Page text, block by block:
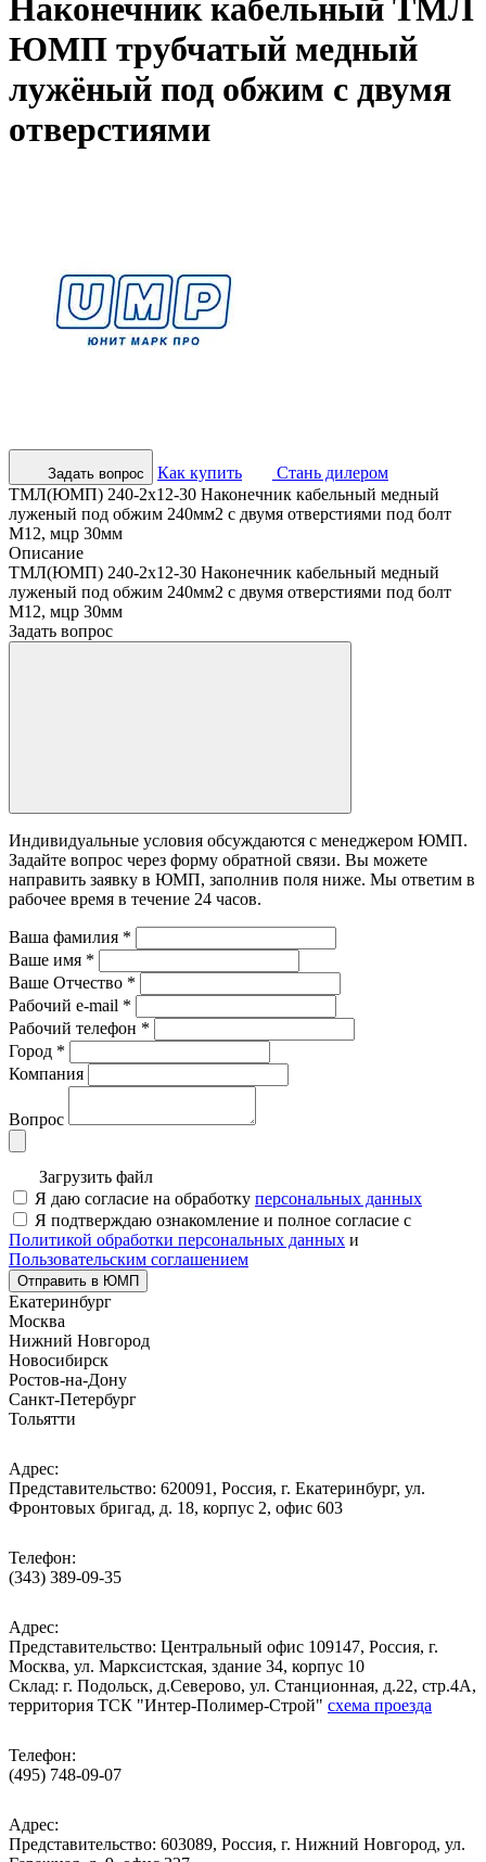
Наконечник кабельный ТМЛ
ЮМП трубчатый медный
лужёный под обжим с двумя
отверстиями
Задать вопрос Как купить
Стань дилером
ТМЛ(ЮМП) 240-2х12-30 Наконечник кабельный медный
луженый под обжим 240мм2 с двумя отверстиями под болт
М12, мцр 30мм
Описание
ТМЛ(ЮМП) 240-2х12-30 Наконечник кабельный медный
луженый под обжим 240мм2 с двумя отверстиями под болт
М12, мцр 30мм
Задать вопрос
Индивидуальные условия обсуждаются с менеджером ЮМП.
Задайте вопрос через форму обратной связи. Вы можете
направить заявку в ЮМП, заполнив поля ниже. Mы ответим в
рабочее время в течение 24 часов.
Ваша фамилия *
Ваше имя *
Ваше Отчество *
Рабочий e-mail *
Рабочий телефон *
Город *
Компания
Вопрос
Загрузить файл
Я даю согласие на обработку персональных данных
Я подтверждаю ознакомление и полное согласие с
Политикой обработки персональных данных и
Пользовательским соглашением
Отправить в ЮМП
Екатеринбург
Москва
Нижний Новгород
Новосибирск
Ростов-на-Дону
Санкт-Петербург
Тольятти
Адрес:
Представительство: 620091, Россия, г. Екатеринбург, ул.
Фронтовых бригад, д. 18, корпус 2, офис 603
Телефон:
(343) 389-09-35
Адрес:
Представительство: Центральный офис 109147, Россия, г.
Москва, ул. Марксистская, здание 34, корпус 10
Cклад: г. Подольск, д.Северово, ул. Станционная, д.22, стр.4А,
территория ТСК "Интер-Полимер-Строй" схема проезда
Телефон:
(495) 748-09-07
Адрес:
Представительство: 603089, Россия, г. Нижний Новгород, ул.